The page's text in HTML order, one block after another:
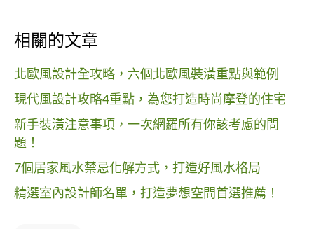
相關的文章
北歐風設計全攻略，六個北歐風裝潢重點與範例
現代風設計攻略4重點，為您打造時尚摩登的住宅
新手裝潢注意事項，一次網羅所有你該考慮的問
題！
7個居家風水禁忌化解方式，打造好風水格局
精選室內設計師名單，打造夢想空間首選推薦！